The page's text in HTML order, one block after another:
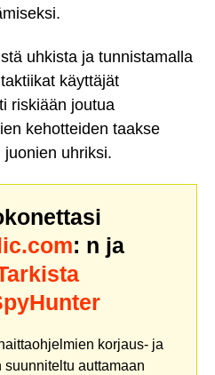
uhkista ja tunnistamalla
käyttäjät
riskiään joutua
kehotteiden taakse
uhriksi.
: n ja
korjaus- ja
auttamaan